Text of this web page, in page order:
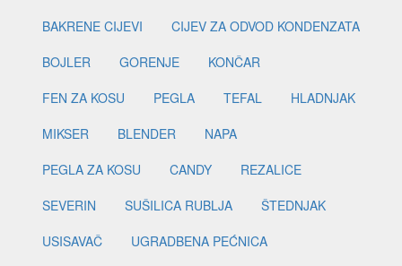
BAKRENE CIJEVI
CIJEV ZA ODVOD KONDENZATA
BOJLER
GORENJE
KONČAR
FEN ZA KOSU
PEGLA TEFAL
HLADNJAK
MIKSER
BLENDER
NAPA
PEGLA ZA KOSU
CANDY
REZALICE
SEVERIN
SUŠILICA RUBLJA
ŠTEDNJAK
USISAVAČ
UGRADBENA PEĆNICA